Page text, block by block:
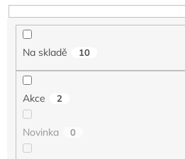
n
Na skladě 10
Akce 2
Novinka 0